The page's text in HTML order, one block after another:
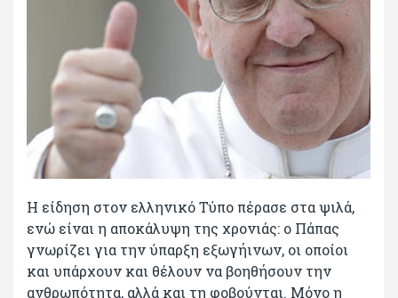
Η είδηση στον ελληνικό Τύπο πέρασε στα ψιλά,
ενώ είναι η αποκάλυψη της χρονιάς: ο Πάπας
γνωρίζει για την ύπαρξη εξωγήινων, οι οποίοι
και υπάρχουν και θέλουν να βοηθήσουν την
ανθρωπότητα, αλλά και τη φοβούνται. Μόνο η